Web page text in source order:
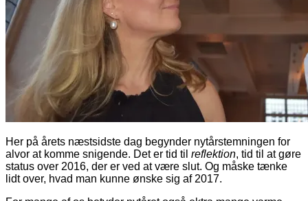
Her på årets næstsidste dag begynder nytårstemningen for
alvor at komme snigende. Det er tid til reflektion, tid til at gøre
status over 2016, der er ved at være slut. Og måske tænke
lidt over, hvad man kunne ønske sig af 2017.